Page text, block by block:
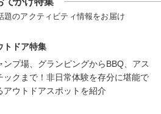
題のアクティビティ情報をお届け
トドア特集
ンプ場、グランピングからBBQ、アス
ックまで！非日常体験を存分に堪能で
アウトドアスポットを紹介